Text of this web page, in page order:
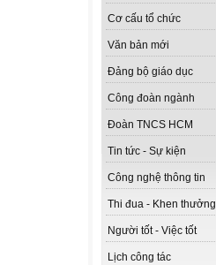
Cơ cấu tổ chức
Văn bản mới
Đảng bộ giáo dục
Công đoàn ngành
Đoàn TNCS HCM
Tin tức - Sự kiện
Công nghệ thông tin
Thi đua - Khen thưởng
Người tốt - Việc tốt
Lịch công tác